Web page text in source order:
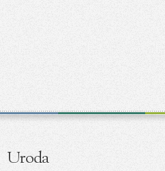
Uroda